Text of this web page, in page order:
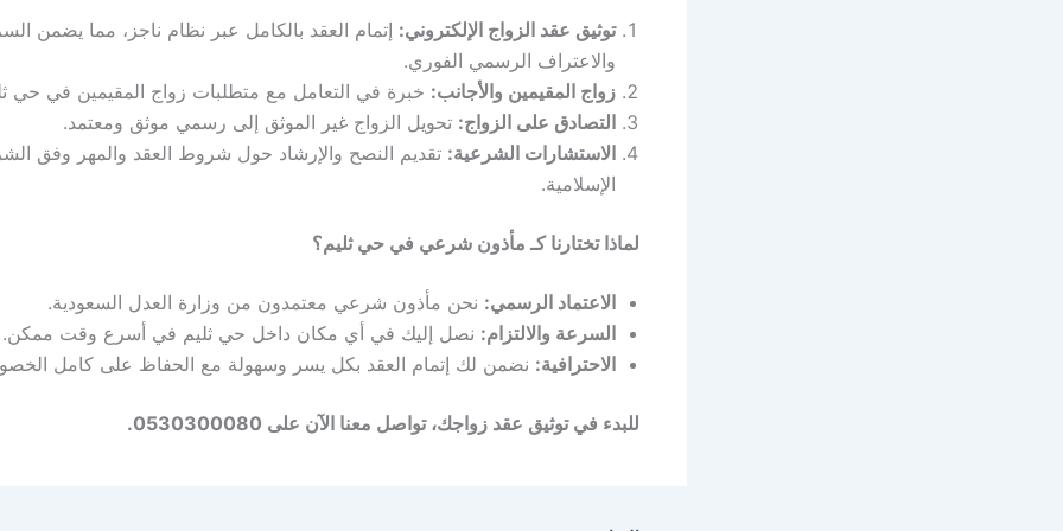
توثيق عقد الزواج الإلكتروني: إتمام العقد بالكامل عبر نظام ناجز، مما يضمن
والاعتراف الرسمي الفوري.
زواج المقيمين والأجانب: خبرة في التعامل مع متطلبات زواج المقيمين في حي
التصادق على الزواج: تحويل الزواج غير الموثق إلى رسمي موثق ومعتمد.
الاستشارات الشرعية: تقديم النصح والإرشاد حول شروط العقد والمهر وفق
الإسلامية.
لماذا تختارنا كـ مأذون شرعي في حي ثليم؟
الاعتماد الرسمي: نحن مأذون شرعي معتمدون من وزارة العدل السعودية.
السرعة والالتزام: نصل إليك في أي مكان داخل حي ثليم في أسرع وقت ممكن.
الاحترافية: نضمن لك إتمام العقد بكل يسر وسهولة مع الحفاظ على كامل
للبدء في توثيق عقد زواجك، تواصل معنا الآن على 0530300080.